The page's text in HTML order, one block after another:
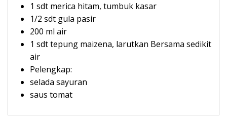
1 sdt merica hitam, tumbuk kasar
1/2 sdt gula pasir
200 ml air
1 sdt tepung maizena, larutkan Bersama sedikit
air
Pelengkap:
selada sayuran
saus tomat